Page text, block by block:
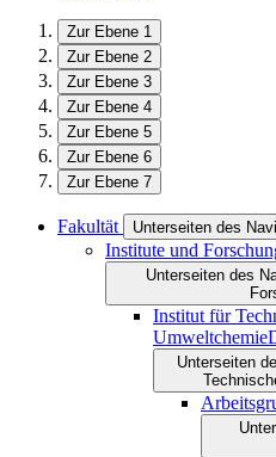
Zur Ebene 1
Zur Ebene 2
Zur Ebene 3
Zur Ebene 4
Zur Ebene 5
Zur Ebene 6
Zur Ebene 7
Fakultät Unterseiten des
Institute und
Unterseiten des
Institut für
Umweltchemie
Unterseiten